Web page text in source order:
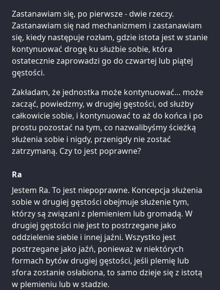
Zastanawiam się, po pierwsze - dwie rzeczy.
Zastanawiam się nad mechanizmem i zastanawiam
się, kiedy następuje rozłam, gdzie istota jest w stanie
kontynuować drogę ku służbie sobie, która
ostatecznie zaprowadzi go do czwartej lub piątej
gęstości.
Zakładam, że jednostka może kontynuować… może
zacząć, powiedzmy, w drugiej gęstości, od służby
całkowicie sobie, i kontynuować to aż do końca i po
prostu pozostać na tym, co nazwalibyśmy ścieżką
służenia sobie i nigdy, przenigdy nie zostać
zatrzymaną. Czy to jest poprawne?
Ra
Jestem Ra. To jest niepoprawne. Koncepcja służenia
sobie w drugiej gęstości obejmuje służenie tym,
którzy są związani z plemieniem lub gromadą. W
drugiej gęstości nie jest to postrzegane jako
oddzielenie siebie i innej jaźni. Wszystko jest
postrzegane jako jaźń, ponieważ w niektórych
formach bytów drugiej gęstości, jeśli plemię lub
sfora zostanie osłabiona, to samo dzieje się z istotą
w plemieniu lub w stadzie.